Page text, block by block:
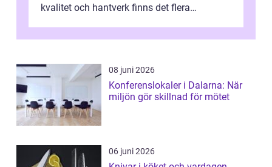
kvalitet och hantverk finns det flera
08 juni 2026
Konferenslokaler i Dalarna: När
miljön gör skillnad för mötet
06 juni 2026